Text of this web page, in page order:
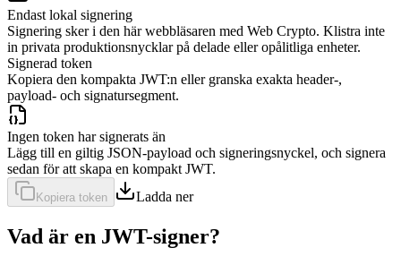
Endast lokal signering
Signering sker i den här webbläsaren med Web Crypto. Klistra inte
in privata produktionsnycklar på delade eller opålitliga enheter.
Signerad token
Kopiera den kompakta JWT:n eller granska exakta header-,
payload- och signatursegment.
Ingen token har signerats än
Lägg till en giltig JSON-payload och signeringsnyckel, och signera
sedan för att skapa en kompakt JWT.
Kopiera token Ladda ner
Vad är en JWT-signer?